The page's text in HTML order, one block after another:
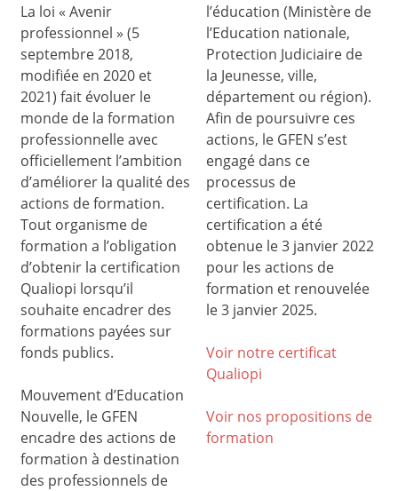
La loi « Avenir
professionnel » (5
septembre 2018,
modifiée en 2020 et
2021) fait évoluer le
monde de la formation
professionnelle avec
officiellement l’ambition
d’améliorer la qualité des
actions de formation.
Tout organisme de
formation a l’obligation
d’obtenir la certification
Qualiopi lorsqu’il
souhaite encadrer des
formations payées sur
fonds publics.
Mouvement d’Education
Nouvelle, le GFEN
encadre des actions de
formation à destination
des professionnels de
l’éducation (Ministère de
l’Education nationale,
Protection Judiciaire de
la Jeunesse, ville,
département ou région).
Afin de poursuivre ces
actions, le GFEN s’est
engagé dans ce
processus de
certification. La
certification a été
obtenue le 3 janvier 2022
pour les actions de
formation et renouvelée
le 3 janvier 2025.
Voir notre certificat
Qualiopi
Voir nos propositions de
formation